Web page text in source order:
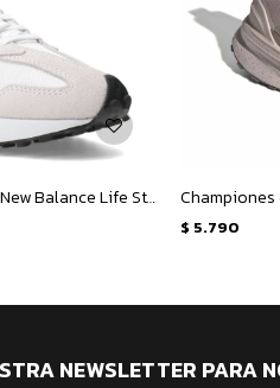
Championes de Hombre New Balance Life Style 327 - Blanco - Gris - Negro
$ 5.790
NEWSLETTER PARA